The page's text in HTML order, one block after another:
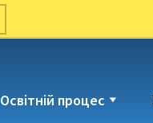
Освітній процес